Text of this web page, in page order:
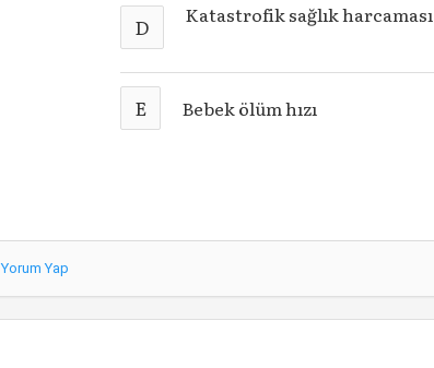
D Katastrofik sağlık harcaması
E Bebek ölüm hızı
Yorum Yap